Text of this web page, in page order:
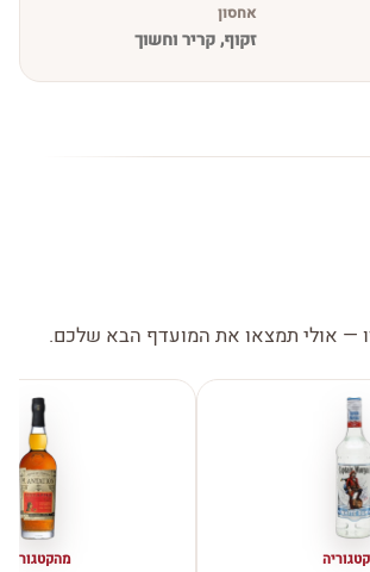
אחסון
זקוף, קריר וחשוך
— אולי תמצאו את המועדף הבא שלכם.
מהקטגוריה